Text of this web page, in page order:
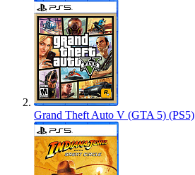
Grand Theft Auto V (GTA 5) (PS5)